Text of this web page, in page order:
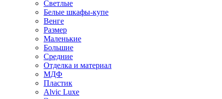
Светлые
Белые шкафы-купе
Венге
Размер
Маленькие
Большие
Средние
Отделка и материал
МДФ
Пластик
Alvic Luxe